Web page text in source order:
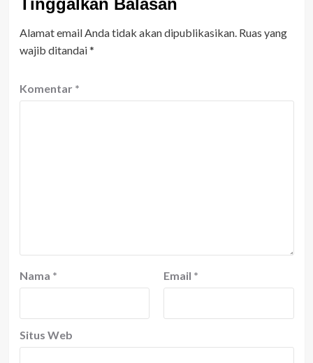
Alamat email Anda tidak akan dipublikasikan. Ruas yang
wajib ditandai*
Komentar *
Nama * Email *
Situs Web